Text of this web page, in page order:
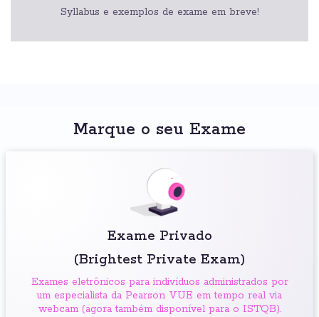
Syllabus e exemplos de exame em breve!
Marque o seu Exame
Exame Privado
(Brightest Private Exam)
Exames eletrônicos para indivíduos administrados por
um especialista da Pearson VUE em tempo real via
webcam (agora também disponível para o ISTQB).